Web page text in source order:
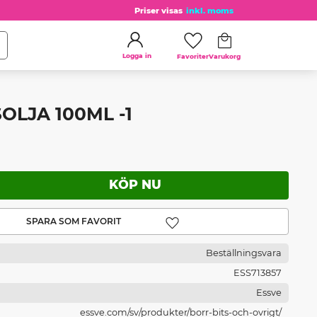
Priser visas inkl. moms
Logga in
Favoriter
Kundvagn
100ML -1
Lägg till i favoriter
Beställningsvara
ESS713857
Essve
essve.com/sv/produkter/borr-bits-och-ovrigt/